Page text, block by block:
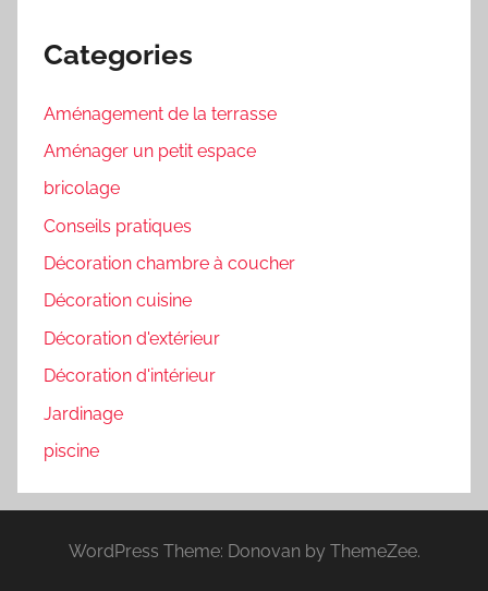
Categories
Aménagement de la terrasse
Aménager un petit espace
bricolage
Conseils pratiques
Décoration chambre à coucher
Décoration cuisine
Décoration d'extérieur
Décoration d'intérieur
Jardinage
piscine
WordPress Theme: Donovan by ThemeZee.